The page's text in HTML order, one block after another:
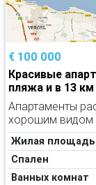
€ 100 000
Красивые
пляжа и в 13
Апартаменты
хорошим видом
Жилая площадь
Спален
Ванных комнат